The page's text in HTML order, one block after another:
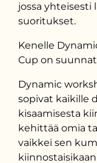
jossa yhteisesti
suoritukset.
Kenelle
Cup on
Dynamic
sopivat kaikille
kisaamisesta
kehittää omia
vaikkei sen